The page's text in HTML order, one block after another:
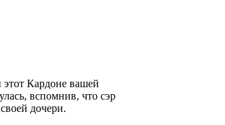
Кардоне вашей
вспомнив, что сэр
дочери.